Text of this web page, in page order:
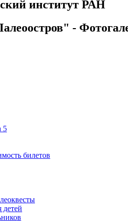
институт РАН
-
5
билетов
детей